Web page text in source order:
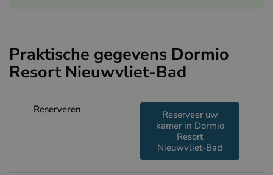
Praktische gegevens Dormio
Resort Nieuwvliet-Bad
Reserveren
Reserveer uw
kamer in Dormio
Resort
Nieuwvliet-Bad